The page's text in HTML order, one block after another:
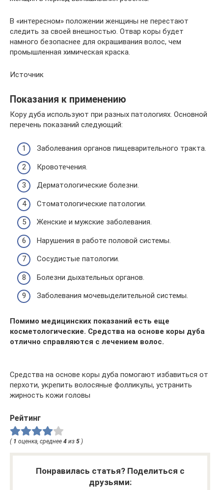
В «интересном» положении женщины не перестают
следить за своей внешностью. Отвар коры будет
намного безопаснее для окрашивания волос, чем
промышленная химическая краска.
Источник
Показания к применению
Кору дуба используют при разных патологиях. Основной
перечень показаний следующий:
Заболевания органов пищеварительного тракта.
Кровотечения.
Дерматологические болезни.
Стоматологические патологии.
Женские и мужские заболевания.
Нарушения в работе половой системы.
Сосудистые патологии.
Болезни дыхательных органов.
Заболевания мочевыделительной системы.
Помимо медицинских показаний есть еще
косметологические. Средства на основе коры дуба
отлично справляются с лечением волос.
Средства на основе коры дуба помогают избавиться от
перхоти, укрепить волосяные фолликулы, устранить
жирность кожи головы
Рейтинг
( 1 оценка, среднее 4 из 5 )
Понравилась статья? Поделиться с
друзьями: